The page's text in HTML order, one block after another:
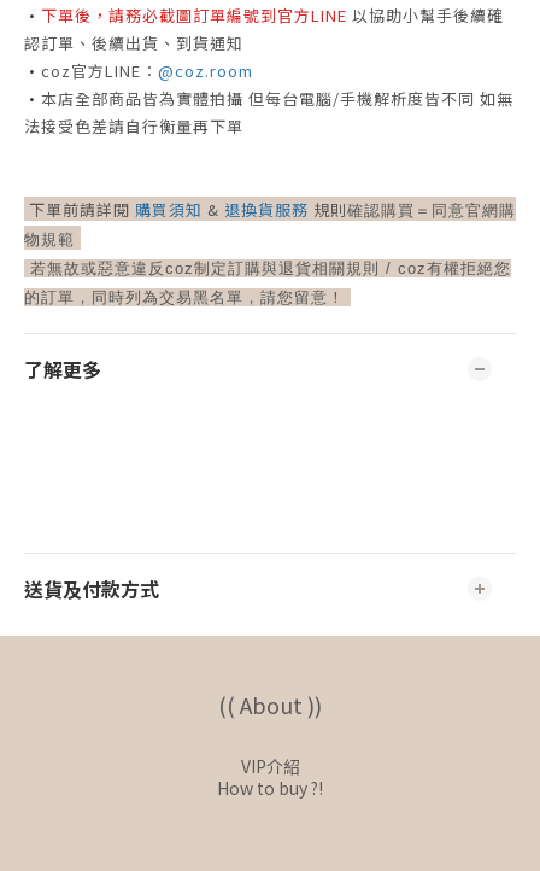
• 下單後，請務必截圖訂單編號到官方LINE 以協助小幫手後續確
認訂單、後續出貨、到貨通知
• coz官方LINE： @coz.room
• 本店全部商品皆為實體拍攝 但每台電腦/手機解析度皆不同 如無
法接受色差請自行衡量再下單
下單前請詳閱 購買須知 & 退換貨服務 規則確認購買＝ 同意官網購
物規範
若無故或惡意違反coz制定訂購與退貨相關規則 / coz有權拒絕您
的訂單，同時列為交易黑名單，請您留意！
了解更多
送貨及付款方式
(( About ))
VIP介紹
How to buy ?!